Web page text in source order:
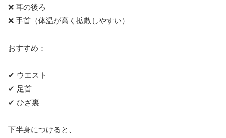
❌ 耳の後ろ
❌ 手首（体温が高く拡散しやすい）
おすすめ：
✔ ウエスト
✔ 足首
✔ ひざ裏
下半身につけると、